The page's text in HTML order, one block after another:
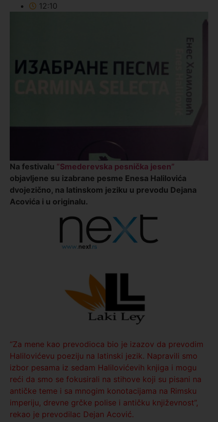
12:10
Na festivalu “Smederevska pesnička jesen”
objavljene su izabrane pesme Enesa Halilovića
dvojezično, na latinskom jeziku u prevodu Dejana
Acovića i u originalu.
“Za mene kao prevodioca bio je izazov da prevodim
Halilovićevu poeziju na latinski jezik. Napravili smo
izbor pesama iz sedam Halilovićevih knjiga i mogu
reći da smo se fokusirali na stihove koji su pisani na
antičke teme i sa mnogim konotacijama na Rimsku
imperiju, drevne grčke polise i antičku književnost”,
rekao je prevodilac Dejan Acović.